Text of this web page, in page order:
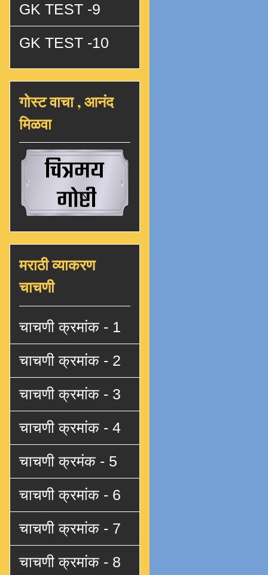
GK TEST -9
GK TEST -10
गोस्ट वाचा , आनंद
मिळवा
मराठी व्याकरण
चाचणी
चाचणी क्रमांक - 1
चाचणी क्रमांक - 2
चाचणी क्रमांक - 3
चाचणी क्रमांक - 4
चाचणी क्रमंक - 5
चाचणी क्रमांक - 6
चाचणी क्रमांक - 7
चाचणी क्रमांक - 8